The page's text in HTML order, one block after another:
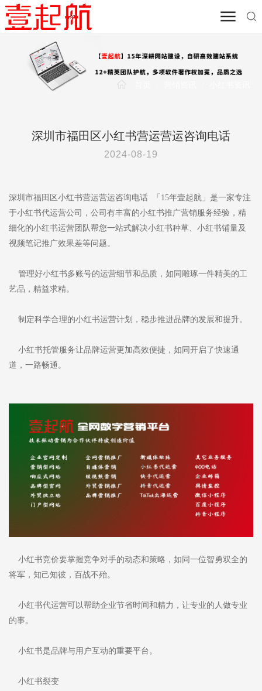
深圳市福田区小红书营运营运咨询电话
2024-08-19
深圳市福田区小红书营运营运咨询电话 「15年壹起航」是一家专注
于小红书代运营公司，公司有丰富的小红书推广营销服务经验，精
细化的小红书运营团队帮您一站式解决小红书种草、小红书铺量及
视频笔记推广效果差等问题。
管理好小红书多账号的运营细节和品质，如同雕琢一件精美的工
艺品，精益求精。
制定科学合理的小红书运营计划，稳步推进品牌的发展和提升。
小红书托管服务让品牌运营更加高效便捷，如同开启了快速通
道，一路畅通。
小红书竞价要掌握竞争对手的动态和策略，如同一位智勇双全的
将军，知己知彼，百战不殆。
小红书代运营可以帮助企业节省时间和精力，让专业的人做专业
的事。
小红书是品牌与用户互动的重要平台。
小红书裂变